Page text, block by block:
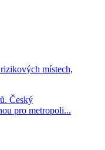
místech,
Český
pro metropoli...